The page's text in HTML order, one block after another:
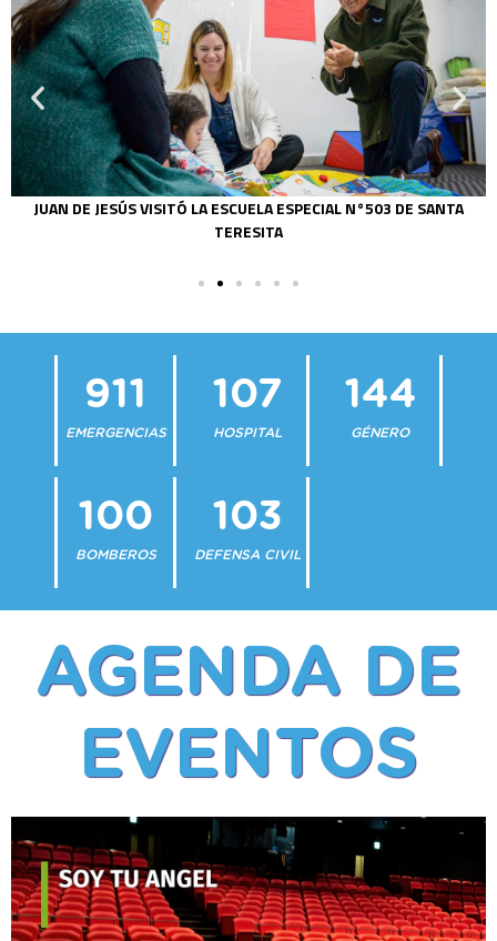
JUAN DE JESÚS VISITÓ LA ESCUELA ESPECIAL N°503 DE SANTA
TERESITA
911
EMERGENCIAS
107
HOSPITAL
144
GÉNERO
100
BOMBEROS
103
DEFENSA CIVIL
AGENDA DE
EVENTOS